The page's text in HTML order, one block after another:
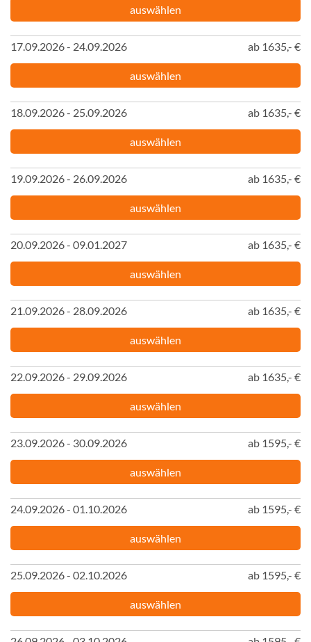
auswählen
17.09.2026 - 24.09.2026 ab 1635,- €
auswählen
18.09.2026 - 25.09.2026 ab 1635,- €
auswählen
19.09.2026 - 26.09.2026 ab 1635,- €
auswählen
20.09.2026 - 09.01.2027 ab 1635,- €
auswählen
21.09.2026 - 28.09.2026 ab 1635,- €
auswählen
22.09.2026 - 29.09.2026 ab 1635,- €
auswählen
23.09.2026 - 30.09.2026 ab 1595,- €
auswählen
24.09.2026 - 01.10.2026 ab 1595,- €
auswählen
25.09.2026 - 02.10.2026 ab 1595,- €
auswählen